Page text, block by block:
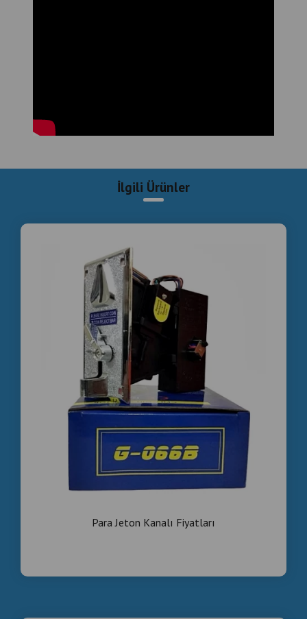
Beylikdüzü ikinci el langırt, Beylikdüzü satılık langırt,
langırt alım satım, jetonlu langırt satışı, ticari langırt
İlgili Ürünler
Para Jeton Kanalı Fiyatları